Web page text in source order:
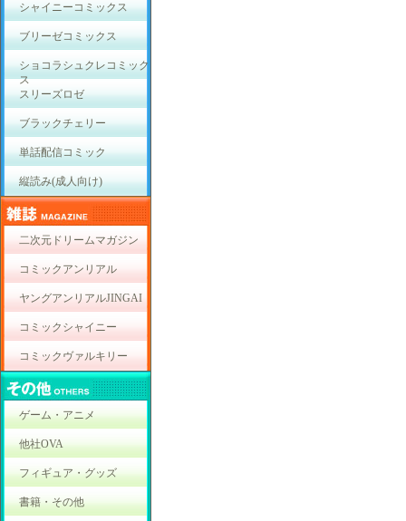
シャイニーコミックス
ブリーゼコミックス
ショコラシュクレコミック
ス
スリーズロゼ
ブラックチェリー
単話配信コミック
縦読み(成人向け)
二次元ドリームマガジン
コミックアンリアル
ヤングアンリアルJINGAI
コミックシャイニー
コミックヴァルキリー
ゲーム・アニメ
他社OVA
フィギュア・グッズ
書籍・その他